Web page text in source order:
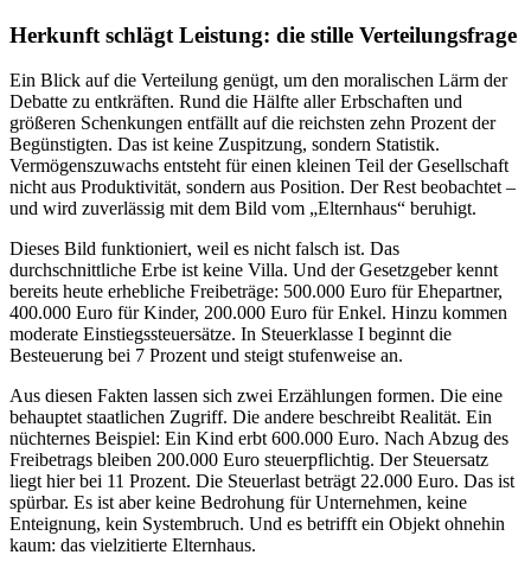
Herkunft schlägt Leistung: die stille Verteilungsfrage
Ein Blick auf die Verteilung genügt, um den moralischen Lärm der
Debatte zu entkräften. Rund die Hälfte aller Erbschaften und
größeren Schenkungen entfällt auf die reichsten zehn Prozent der
Begünstigten. Das ist keine Zuspitzung, sondern Statistik.
Vermögenszuwachs entsteht für einen kleinen Teil der Gesellschaft
nicht aus Produktivität, sondern aus Position. Der Rest beobachtet –
und wird zuverlässig mit dem Bild vom „Elternhaus“ beruhigt.
Dieses Bild funktioniert, weil es nicht falsch ist. Das
durchschnittliche Erbe ist keine Villa. Und der Gesetzgeber kennt
bereits heute erhebliche Freibeträge: 500.000 Euro für Ehepartner,
400.000 Euro für Kinder, 200.000 Euro für Enkel. Hinzu kommen
moderate Einstiegssteuersätze. In Steuerklasse I beginnt die
Besteuerung bei 7 Prozent und steigt stufenweise an.
Aus diesen Fakten lassen sich zwei Erzählungen formen. Die eine
behauptet staatlichen Zugriff. Die andere beschreibt Realität. Ein
nüchternes Beispiel: Ein Kind erbt 600.000 Euro. Nach Abzug des
Freibetrags bleiben 200.000 Euro steuerpflichtig. Der Steuersatz
liegt hier bei 11 Prozent. Die Steuerlast beträgt 22.000 Euro. Das ist
spürbar. Es ist aber keine Bedrohung für Unternehmen, keine
Enteignung, kein Systembruch. Und es betrifft ein Objekt ohnehin
kaum: das vielzitierte Elternhaus.